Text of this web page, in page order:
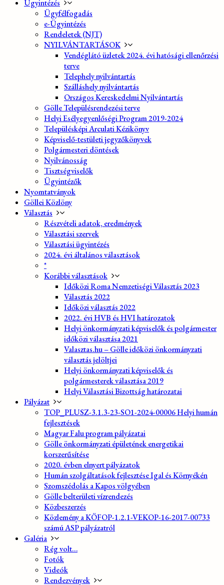
Ügyintézés
Ügyfélfogadás
e-Ügyintézés
Rendeletek (NJT)
NYILVÁNTARTÁSOK
Vendéglátó üzletek 2024. évi hatósági ellenőrzési
terve
Telephely nyilvántartás
Szálláshely nyilvántartás
Országos Kereskedelmi Nyilvántartás
Gölle Településrendezési terve
Helyi Esélyegyenlőségi Program 2019-2024
Településképi Arculati Kézikönyv
Képviselő-testületi jegyzőkönyvek
Polgármesteri döntések
Nyilvánosság
Tisztségviselők
Ügyintézők
Nyomtatványok
Göllei Közlöny
Választás
Részvételi adatok, eredmények
Választási szervek
Választási ügyintézés
2024. évi általános választások
*
Korábbi választások
Időközi Roma Nemzetiségi Választás 2023
Választás 2022
Időközi választás 2022
2022. évi HVB és HVI határozatok
Helyi önkormányzati képviselők és polgármester
időközi választása 2021
Valasztas.hu – Gölle időközi önkormányzati
választás jelöltjei
Helyi önkormányzati képviselők és
polgármesterek választása 2019
Helyi Választási Bizottság határozatai
Pályázat
TOP_PLUSZ-3.1.3-23-SO1-2024-00006 Helyi humán
fejlesztések
Magyar Falu program pályázatai
Gölle önkormányzati épületének energetikai
korszerűsítése
2020. évben elnyert pályázatok
Humán szolgáltatások fejlesztése Igal és Környékén
Szomszédolás a Kapos völgyében
Gölle belterületi vízrendezés
Közbeszerzés
Közlemény a KÖFOP-1.2.1-VEKOP-16-2017-00733
számú ASP pályázatról
Galéria
Rég volt…
Fotók
Videók
Rendezvények